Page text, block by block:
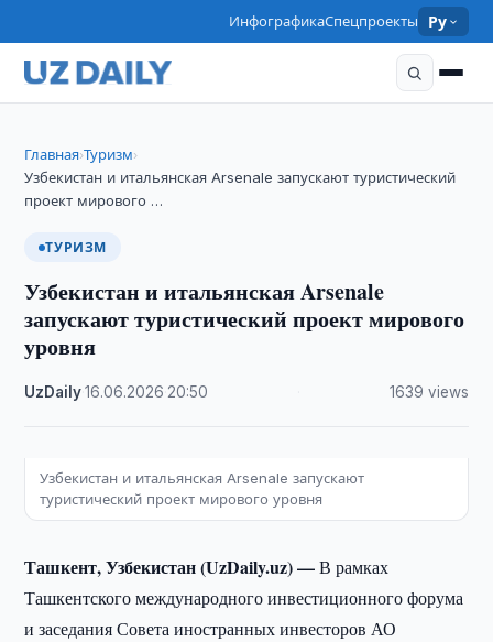
ИнфографикаСпецпроекты Ру
Главная›Туризм›
Узбекистан и итальянская Arsenale запускают туристический
проект мирового …
ТУРИЗМ
Узбекистан и итальянская Arsenale
запускают туристический проект мирового
уровня
UzDaily·16.06.2026 20:50 1639 views
Узбекистан и итальянская Arsenale запускают
туристический проект мирового уровня
Ташкент, Узбекистан (UzDaily.uz) —В рамках
Ташкентского международного инвестиционного форума
и заседания Совета иностранных инвесторов АО